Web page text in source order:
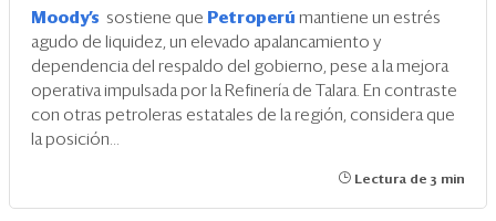
Moody’s sostiene que Petroperú mantiene un estrés
agudo de liquidez, un elevado apalancamiento y
dependencia del respaldo del gobierno, pese a la mejora
operativa impulsada por la Refinería de Talara. En contraste
con otras petroleras estatales de la región, considera que
la posición...
Lectura de 3 min